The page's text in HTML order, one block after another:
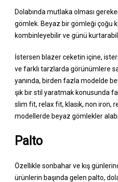
Dolabında mutlaka olması
gömlek. Beyaz bir gömleği çoğu
kombinleyebilir ve günü
İstersen blazer ceketin içine,
ve farklı tarzlarda görünümlere
yanında, birden fazla modelde
şık bir stil yaratmak konusunda
slim fit, relax fit, klasik, non iron,
modellerde beyaz gömlekler
Palto
Özellikle sonbahar ve kış
ürünlerin başında gelen palto,